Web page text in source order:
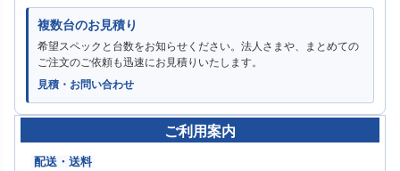
複数台のお見積り
希望スペックと台数をお知らせください。法人さまや、まとめての
ご注文のご依頼も迅速にお見積りいたします。
見積・お問い合わせ
ご利用案内
配送・送料